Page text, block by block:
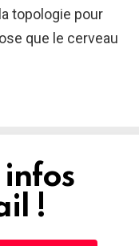
topologie pour
que le cerveau
infos
!